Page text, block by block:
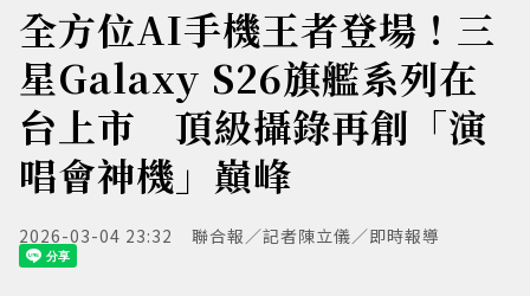
全方位AI手機王者登場！三
星Galaxy S26旗艦系列在
台上市 頂級攝錄再創「演
唱會神機」巔峰
2026-03-04 23:32 聯合報／記者陳立儀／即時報導